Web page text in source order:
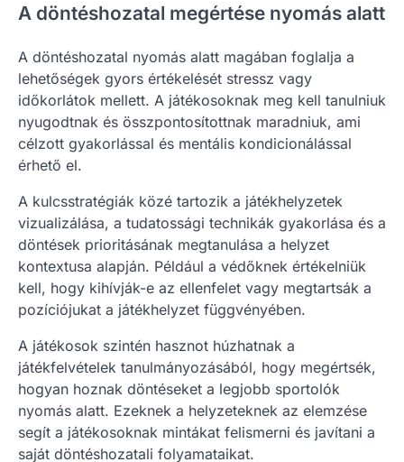
A döntéshozatal megértése nyomás alatt
A döntéshozatal nyomás alatt magában foglalja a
lehetőségek gyors értékelését stressz vagy
időkorlátok mellett. A játékosoknak meg kell tanulniuk
nyugodtnak és összpontosítottnak maradniuk, ami
célzott gyakorlással és mentális kondicionálással
érhető el.
A kulcsstratégiák közé tartozik a játékhelyzetek
vizualizálása, a tudatossági technikák gyakorlása és a
döntések prioritásának megtanulása a helyzet
kontextusa alapján. Például a védőknek értékelniük
kell, hogy kihívják-e az ellenfelet vagy megtartsák a
pozíciójukat a játékhelyzet függvényében.
A játékosok szintén hasznot húzhatnak a
játékfelvételek tanulmányozásából, hogy megértsék,
hogyan hoznak döntéseket a legjobb sportolók
nyomás alatt. Ezeknek a helyzeteknek az elemzése
segít a játékosoknak mintákat felismerni és javítani a
saját döntéshozatali folyamataikat.